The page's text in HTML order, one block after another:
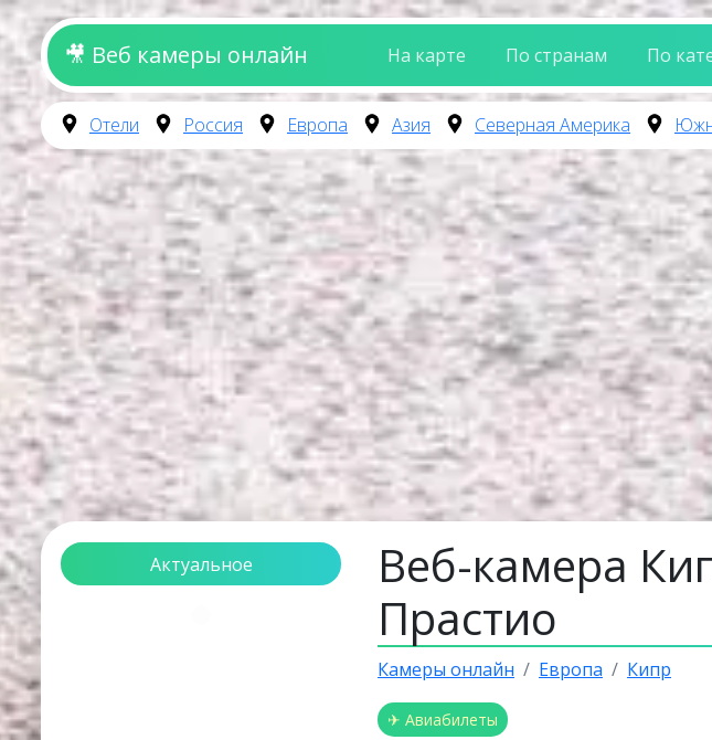
🎥 Веб камеры онлайн На карте По странам По
Отели Россия Европа Азия Северная Америка
Актуальное
Веб-камера
Прастио
Камеры онлайн Европа Кипр
✈ Авиабилеты